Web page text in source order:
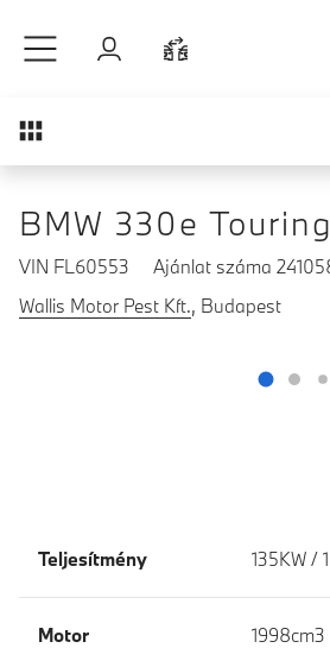
Bejelentkezés
Áttekintés
BMW 330e Touring
VIN FL60553
Ajánlat száma
Wallis Motor Pest Kft., Budapest
Teljesítmény 135KW /
Motor 1998cm3